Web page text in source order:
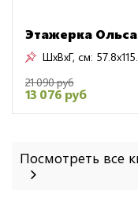
Этажерка
ШxВxГ, см:
21 090 руб
13 076 руб
Посмотреть все